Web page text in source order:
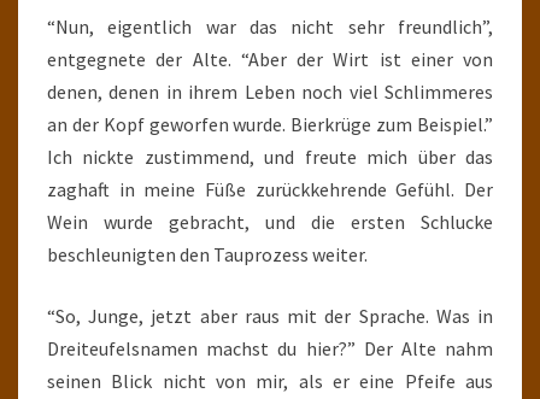
“Nun, eigentlich war das nicht sehr freundlich”,
entgegnete der Alte. “Aber der Wirt ist einer von
denen, denen in ihrem Leben noch viel Schlimmeres
an der Kopf geworfen wurde. Bierkrüge zum Beispiel.”
Ich nickte zustimmend, und freute mich über das
zaghaft in meine Füße zurückkehrende Gefühl. Der
Wein wurde gebracht, und die ersten Schlucke
beschleunigten den Tauprozess weiter.
“So, Junge, jetzt aber raus mit der Sprache. Was in
Dreiteufelsnamen machst du hier?” Der Alte nahm
seinen Blick nicht von mir, als er eine Pfeife aus